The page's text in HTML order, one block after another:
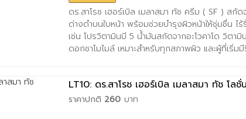
ดร.สาโรช เฮอร์เบิล เมลาสมา ทัช ครีม ( SF ) ส
ด่างดำบนใบหน้า พร้อมช่วยบำรุงผิวหน้าให้ชุ่มชื่น
เช่น โปรวิตามินบี 5 น้ำมันสกัดจากอะโวคาโด วิตา
ดอกชาโมไมล์ เหมาะสำหรับทุกสภาพผิว และผู้ที่เริ่ม
LT10: ดร.สาโรช เฮอร์เบิล เมลาสมา ทัช โลชั่น
ราคาปกติ 260 บาท